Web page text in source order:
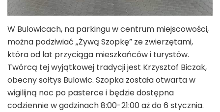
W Bulowicach, na parkingu w centrum miejscowości,
można podziwiać „Żywą Szopkę” ze zwierzętami,
która od lat przyciąga mieszkańców i turystów.
Twórcą tej wyjątkowej tradycji jest Krzysztof Biczak,
obecny sołtys Bulowic. Szopka została otwarta w
wigilijną noc po pasterce i będzie dostępna
codziennie w godzinach 8:00-21:00 aż do 6 stycznia.